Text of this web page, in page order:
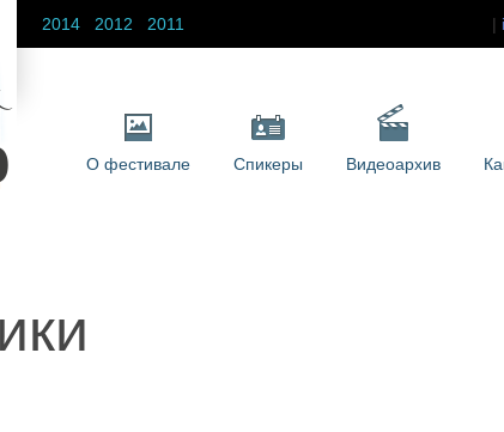
2014 2012 2011
О фестивале Спикеры Видеоархив